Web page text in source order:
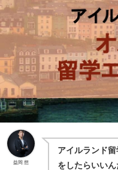
益岡 想
アイルランド
をしたらいいん